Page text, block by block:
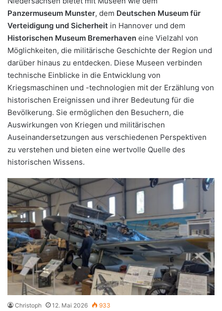
Panzermuseum Munster, dem Deutschen Museum für
Verteidigung und Sicherheit in Hannover und dem
Historischen Museum Bremerhaven eine Vielzahl von
Möglichkeiten, die militärische Geschichte der Region und
darüber hinaus zu entdecken. Diese Museen verbinden
technische Einblicke in die Entwicklung von
Kriegsmaschinen und -technologien mit der Erzählung von
historischen Ereignissen und ihrer Bedeutung für die
Bevölkerung. Sie ermöglichen den Besuchern, die
Auswirkungen von Kriegen und militärischen
Auseinandersetzungen aus verschiedenen Perspektiven
zu verstehen und bieten eine wertvolle Quelle des
historischen Wissens.
Christoph 12. Mai 2026 933